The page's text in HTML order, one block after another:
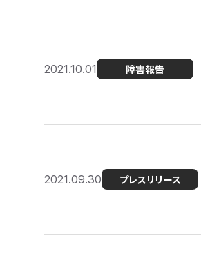
2021.10.01 障害報告
2021.09.30 プレスリリース